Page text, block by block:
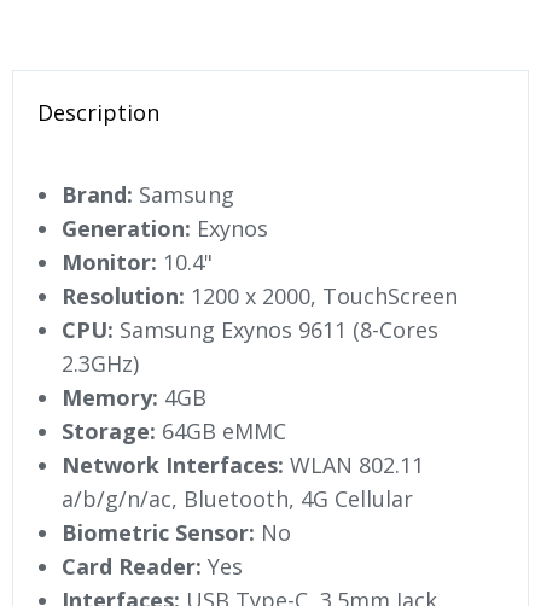
Description
Brand: Samsung
Generation: Exynos
Monitor: 10.4"
Resolution: 1200 x 2000, TouchScreen
CPU: Samsung Exynos 9611 (8-Cores
2.3GHz)
Memory: 4GB
Storage: 64GB eMMC
Network Interfaces: WLAN 802.11
a/b/g/n/ac, Bluetooth, 4G Cellular
Biometric Sensor: No
Card Reader: Yes
Interfaces: USB Type-C, 3.5mm Jack